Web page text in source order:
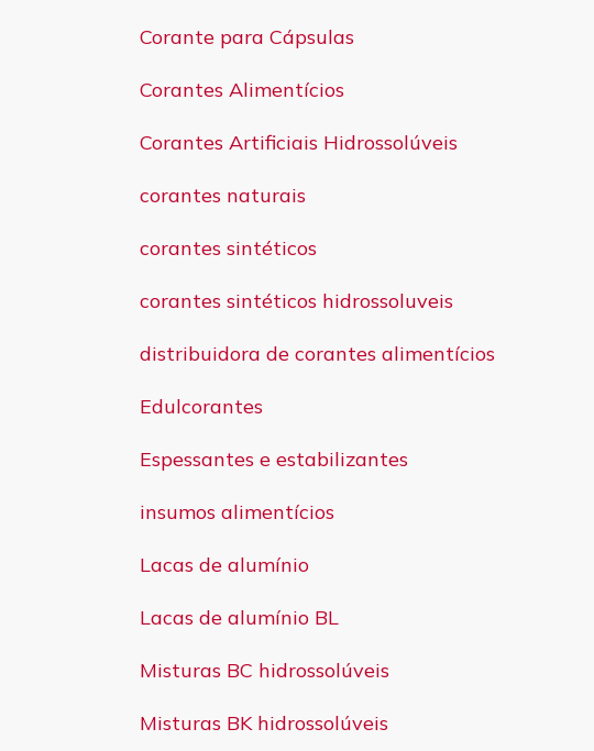
Corante para Cápsulas
Corantes Alimentícios
Corantes Artificiais Hidrossolúveis
corantes naturais
corantes sintéticos
corantes sintéticos hidrossoluveis
distribuidora de corantes alimentícios
Edulcorantes
Espessantes e estabilizantes
insumos alimentícios
Lacas de alumínio
Lacas de alumínio BL
Misturas BC hidrossolúveis
Misturas BK hidrossolúveis